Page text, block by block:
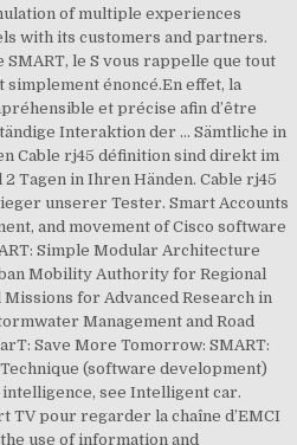
of multiple experiences
with its customers and partners.
le S vous rappelle que tout
énoncé.En effet, la
et précise afin d’être
Interaktion der … Sämtliche in
Cable rj45 définition sind direkt im
Tagen in Ihren Händen. Cable rj45
unserer Tester. Smart Accounts
and movement of Cisco software
Simple Modular Architecture
Mobility Authority for Regional
for Advanced Research in
Management and Road
Save More Tomorrow: SMART:
(software development)
see Intelligent car.
TV pour regarder la chaîne d’EMCI
use of information and